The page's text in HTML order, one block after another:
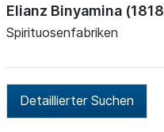
Elianz Binyamina
Spirituosenfabriken
Detaillierter Suchen